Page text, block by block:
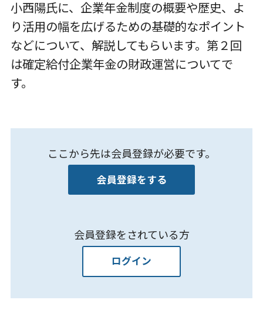
小西陽氏に、企業年金制度の概要や歴史、よ
り活用の幅を広げるための基礎的なポイント
などについて、解説してもらいます。第２回
は確定給付企業年金の財政運営についてで
す。
ここから先は会員登録が必要です。
会員登録をする
会員登録をされている方
ログイン